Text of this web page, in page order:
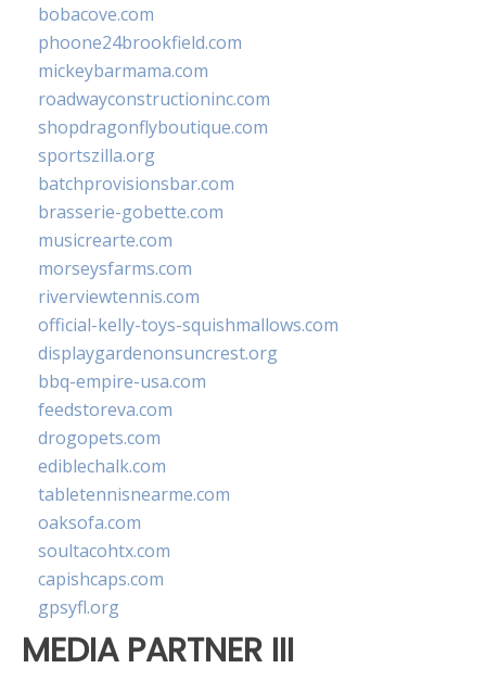
bobacove.com
phoone24brookfield.com
mickeybarmama.com
roadwayconstructioninc.com
shopdragonflyboutique.com
sportszilla.org
batchprovisionsbar.com
brasserie-gobette.com
musicrearte.com
morseysfarms.com
riverviewtennis.com
official-kelly-toys-squishmallows.com
displaygardenonsuncrest.org
bbq-empire-usa.com
feedstoreva.com
drogopets.com
ediblechalk.com
tabletennisnearme.com
oaksofa.com
soultacohtx.com
capishcaps.com
gpsyfl.org
MEDIA PARTNER III